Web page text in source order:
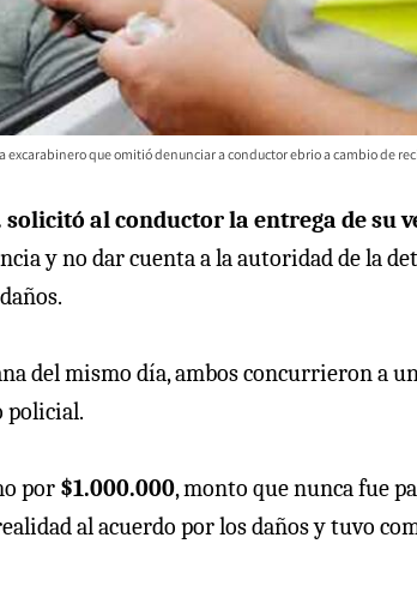
excarabinero que omitió denunciar a conductor ebrio a cambio de
solicitó al conductor la entrega de su
y no dar cuenta a la autoridad de la
del mismo día, ambos concurrieron a
policial.
por $1.000.000, monto que nunca fue
al acuerdo por los daños y tuvo